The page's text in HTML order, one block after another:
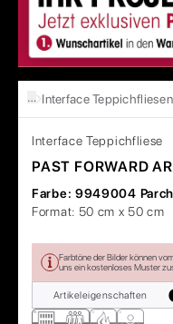
… Interface Teppichfliesen
Interface Teppichfliese
PAST FORWARD
Farbe: 9949004
Format: 50 cm x 50 cm
Farbtöne der Bilder können
uns ein kostenloses Muster
Artikeleigenschaften